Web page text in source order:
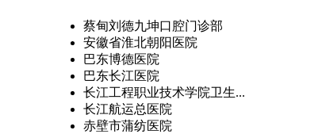
蔡甸刘德九坤口腔门诊部
安徽省淮北朝阳医院
巴东博德医院
巴东长江医院
长江工程职业技术学院卫生...
长江航运总医院
赤壁市蒲纺医院